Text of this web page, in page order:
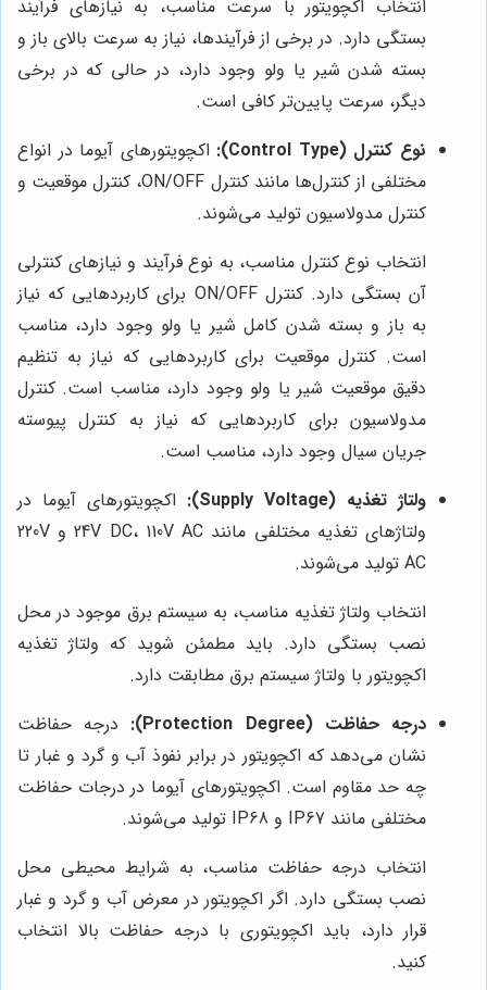
انتخاب اکچویتور با سرعت مناسب، به نیازهای فرآیند
بستگی دارد. در برخی از فرآیندها، نیاز به سرعت بالای باز و
بسته شدن شیر یا ولو وجود دارد، در حالی که در برخی
دیگر، سرعت پایین‌تر کافی است.
نوع کنترل (Control Type):
اکچویتورهای آیوما در انواع
مختلفی از کنترل‌ها مانند کنترل ON/OFF، کنترل موقعیت و
کنترل مدولاسیون تولید می‌شوند.
انتخاب نوع کنترل مناسب، به نوع فرآیند و نیازهای کنترلی
آن بستگی دارد. کنترل ON/OFF برای کاربردهایی که نیاز
به باز و بسته شدن کامل شیر یا ولو وجود دارد، مناسب
است. کنترل موقعیت برای کاربردهایی که نیاز به تنظیم
دقیق موقعیت شیر یا ولو وجود دارد، مناسب است. کنترل
مدولاسیون برای کاربردهایی که نیاز به کنترل پیوسته
جریان سیال وجود دارد، مناسب است.
ولتاژ تغذیه (Supply Voltage):
اکچویتورهای آیوما در
ولتاژهای تغذیه مختلفی مانند 24V DC، 110V AC و 220V
AC تولید می‌شوند.
انتخاب ولتاژ تغذیه مناسب، به سیستم برق موجود در محل
نصب بستگی دارد. باید مطمئن شوید که ولتاژ تغذیه
اکچویتور با ولتاژ سیستم برق مطابقت دارد.
درجه حفاظت (Protection Degree):
درجه حفاظت
نشان می‌دهد که اکچویتور در برابر نفوذ آب و گرد و غبار تا
چه حد مقاوم است. اکچویتورهای آیوما در درجات حفاظت
مختلفی مانند IP67 و IP68 تولید می‌شوند.
انتخاب درجه حفاظت مناسب، به شرایط محیطی محل
نصب بستگی دارد. اگر اکچویتور در معرض آب و گرد و غبار
قرار دارد، باید اکچویتوری با درجه حفاظت بالا انتخاب
کنید.